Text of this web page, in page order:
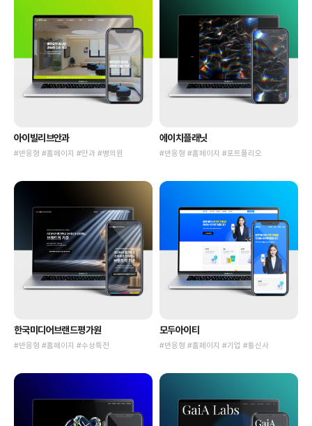
아이빌리브안과
#반응형 #홈페이지 #안과 #병의원
에이치플래닛
#반응형 #홈페이지 #포트폴리오
한국미디어브랜드평가원
#반응형 #홈페이지 #수상특전
모두아이티
#반응형 #홈페이지 #기업 #통신사